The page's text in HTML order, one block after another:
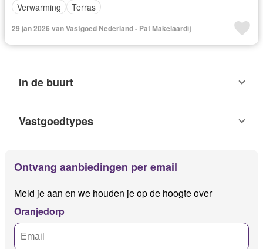
Verwarming
Terras
29 jan 2026 van Vastgoed Nederland - Pat Makelaardij
In de buurt
Vastgoedtypes
Ontvang aanbiedingen per email
Meld je aan en we houden je op de hoogte over
Oranjedorp